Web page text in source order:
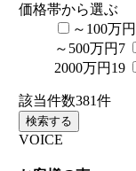
価格帯から選ぶ
～100万円
～500万円 7
2000万円 19
該当件数381件
検索する
VOICE